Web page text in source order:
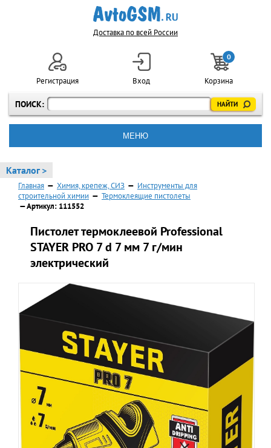
Доставка по всей России
ПОИСК:
Регистрация Вход
0
Корзина
МЕНЮ
Каталог >
Главная — Химия, крепеж, СИЗ — Инструменты для
строительной химии — Термоклеящие пистолеты
— Артикул: 111552
Пистолет термоклеевой Professional
STAYER PRO 7 d 7 мм 7 г/мин
электрический